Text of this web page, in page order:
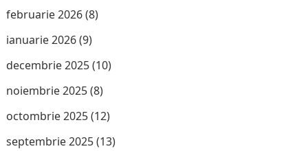
februarie 2026(8)
ianuarie 2026(9)
decembrie 2025(10)
noiembrie 2025(8)
octombrie 2025(12)
septembrie 2025(13)